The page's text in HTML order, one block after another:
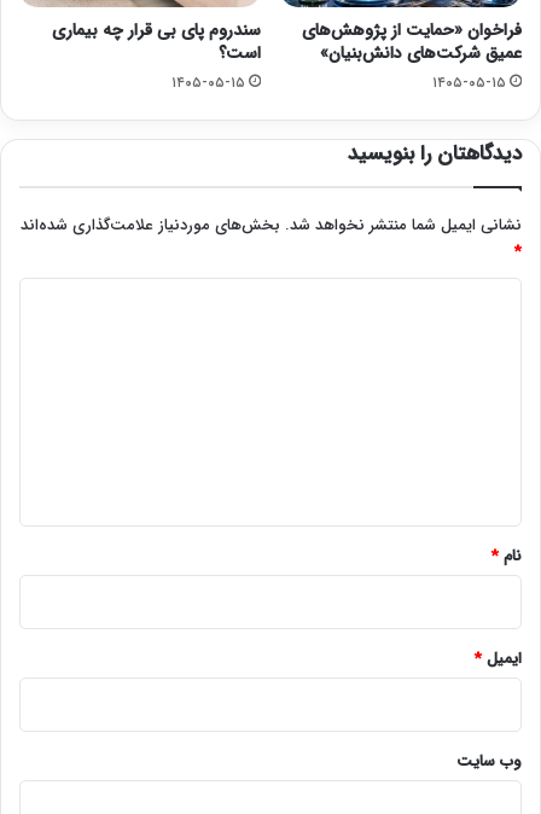
فراخوان «حمایت از پژوهش‌های
عمیق شرکت‌های دانش‌بنیان»
۱۴۰۵-۰۵-۱۵
سندروم پای بی قرار چه بیماری
است؟
۱۴۰۵-۰۵-۱۵
دیدگاهتان را بنویسید
نشانی ایمیل شما منتشر نخواهد شد. بخش‌های موردنیاز علامت‌گذاری شده‌اند
*
نام*
ایمیل*
وب‌ سایت